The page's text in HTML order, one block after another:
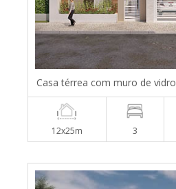
Casa térrea com muro de vidro
12x25m 3